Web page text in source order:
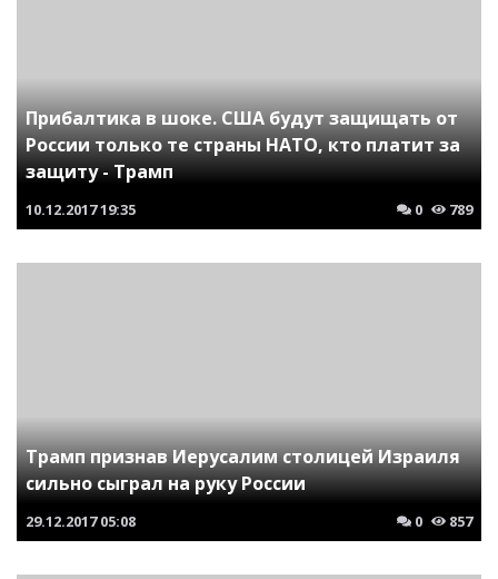
Прибалтика в шоке. США будут защищать от
России только те страны НАТО, кто платит за
защиту - Трамп
10.12.201719:35 0 789
Трамп признав Иерусалим столицей Израиля
сильно сыграл на руку России
29.12.2017 05:08 0 857